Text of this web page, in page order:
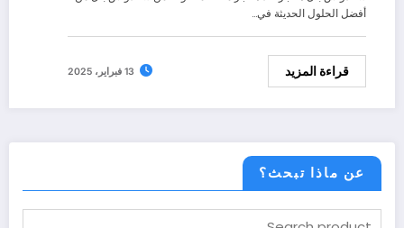
أفضل الحلول الحديثة في…
قراءة المزيد 13 فبراير، 2025
عن ماذا تبحث؟